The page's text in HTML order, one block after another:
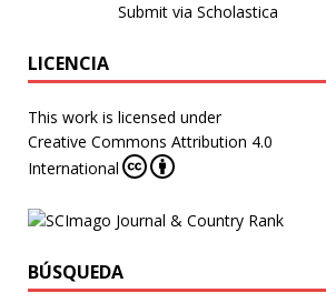
Submit via Scholastica
LICENCIA
This work is licensed under
Creative Commons Attribution 4.0
International
BÚSQUEDA